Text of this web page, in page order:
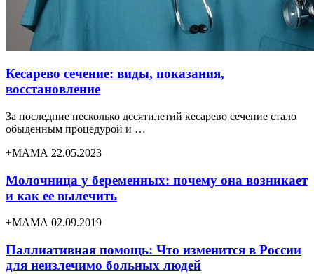
Кесарево сечение: виды, показания,
восстановление
За последние несколько десятилетий кесарево сечение стало
обыденным процедурой и …
+МАМА 22.05.2023
Молочница у беременных: почему она возникает
и как ее вылечить
+МАМА 02.09.2019
Паллиативная помощь: Что изменится в России
для неизлечимо больных людей